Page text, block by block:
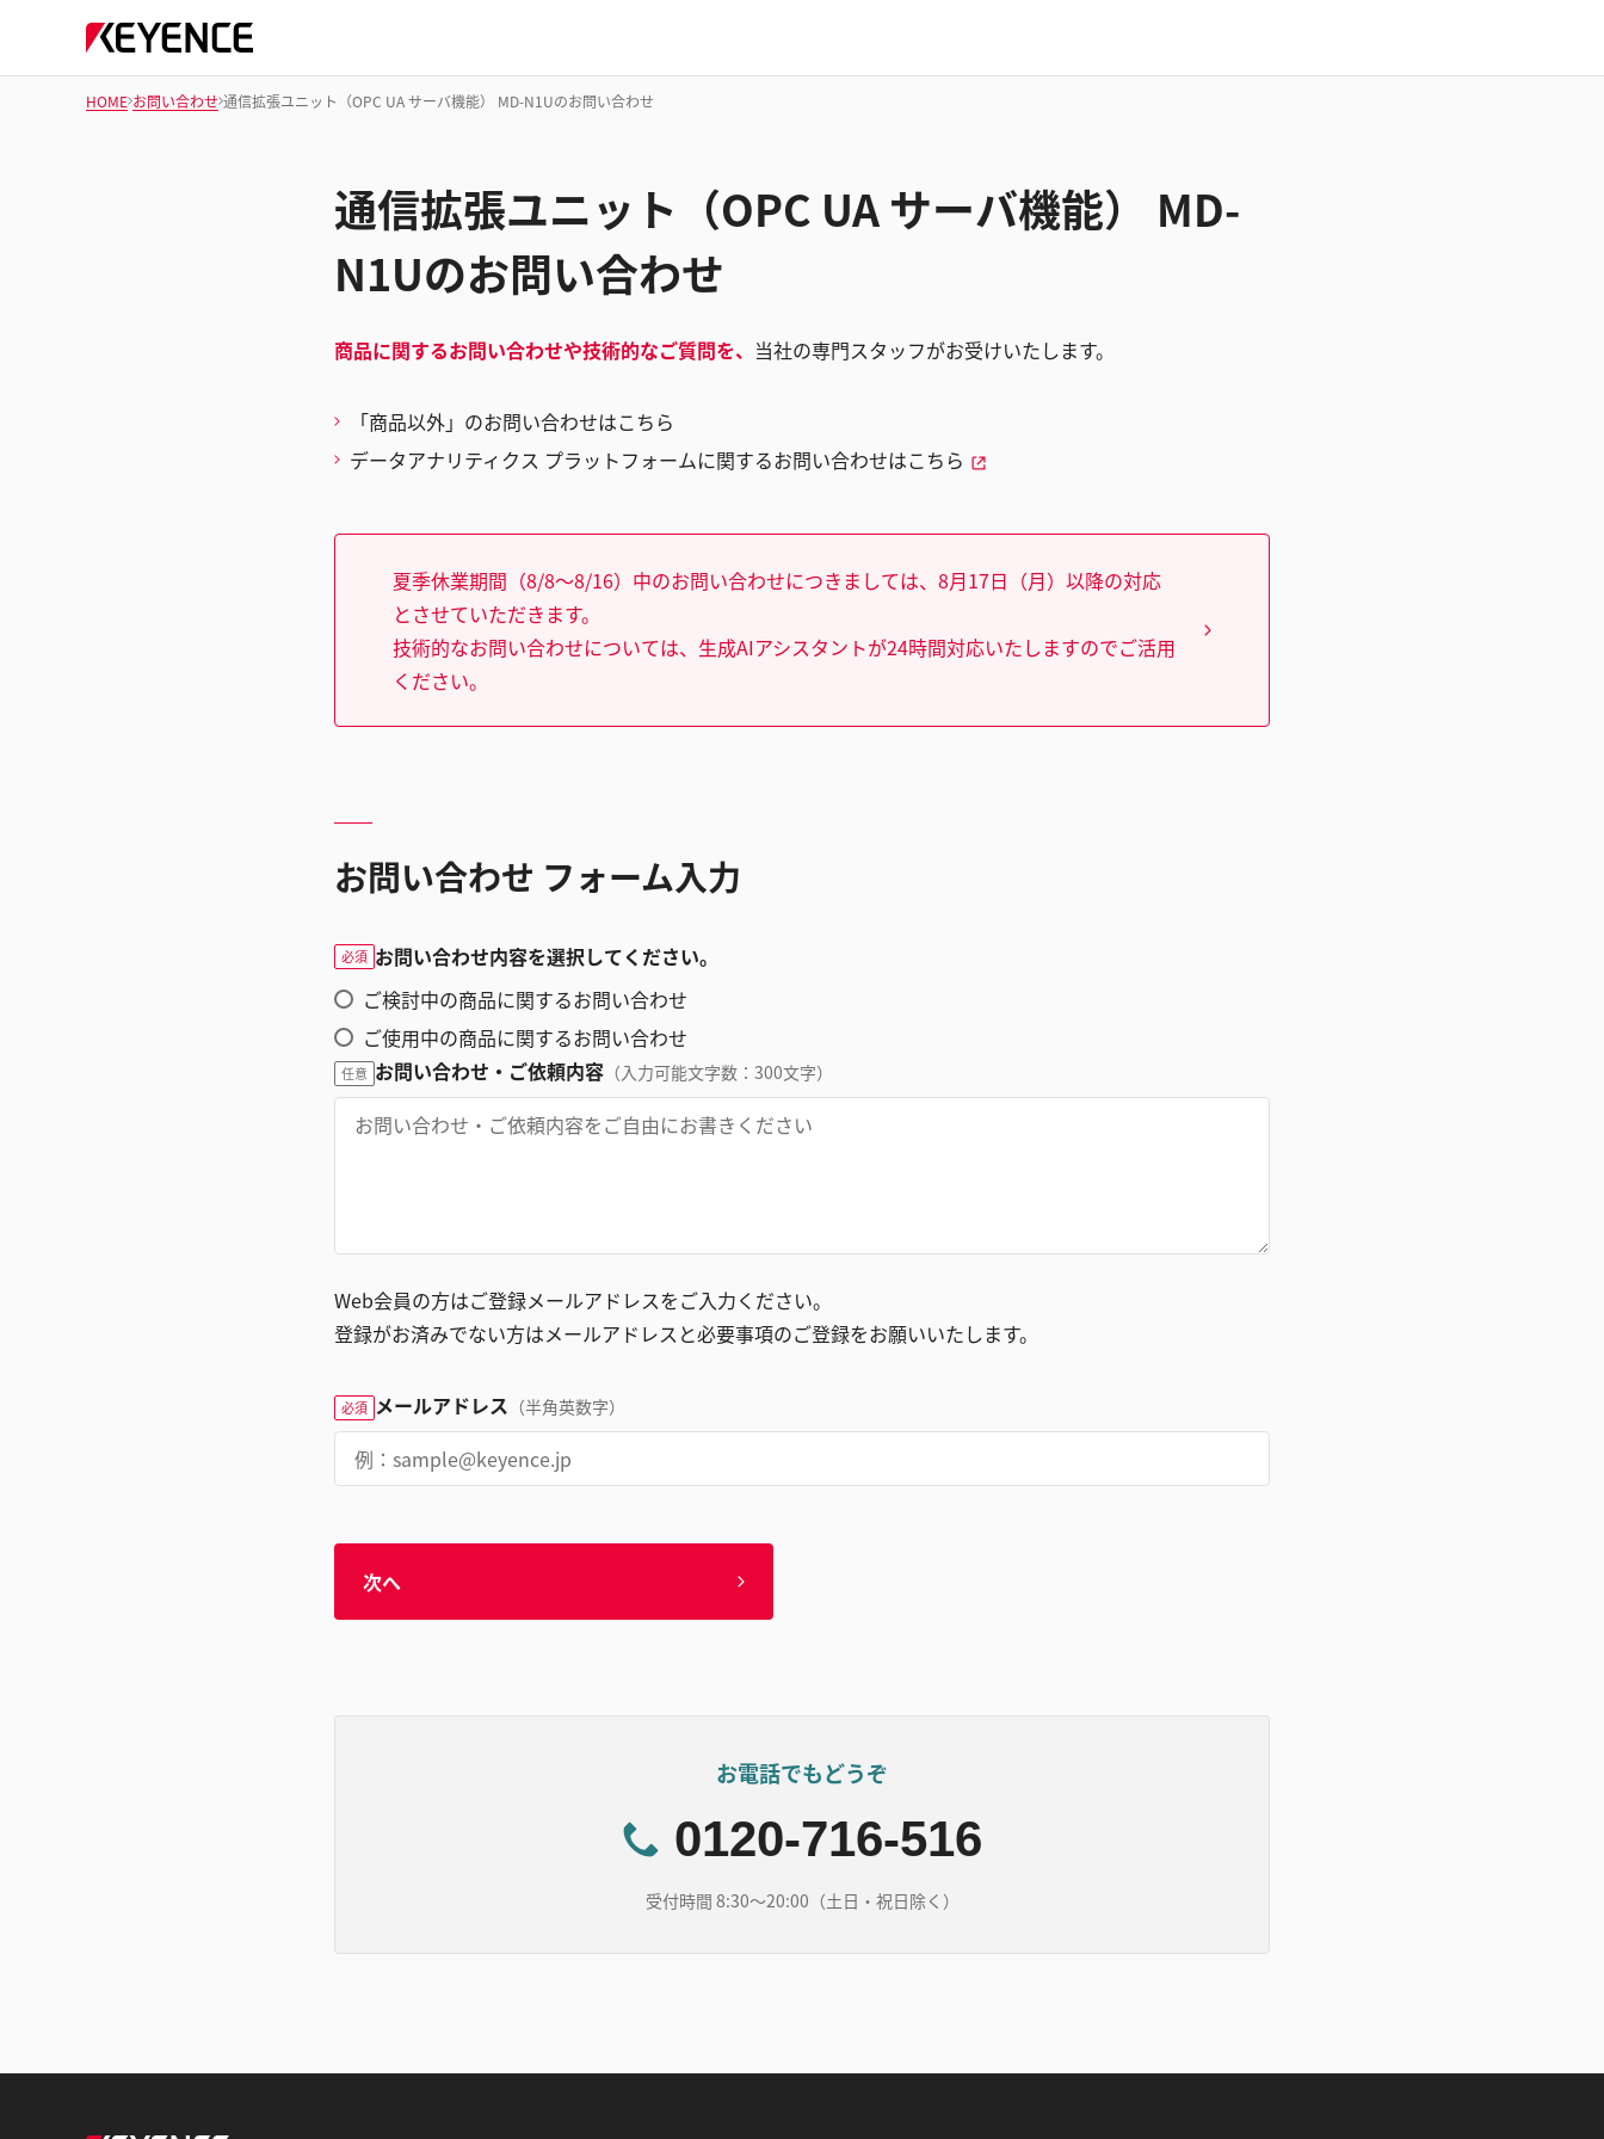
HOME お問い合わせ 通信拡張ユニット（OPC UA サーバ機能） MD-N1Uのお問い合わせ
通信拡張ユニット（OPC UA サーバ機能） MD-
N1Uのお問い合わせ
商品に関するお問い合わせや技術的なご質問を、 当社の専門スタッフがお受けいたします。
「商品以外」のお問い合わせはこちら
データアナリティクス プラットフォームに関するお問い合わせはこちら
夏季休業期間（8/8～8/16）中のお問い合わせにつきましては、8月17日（月）以降の対応
とさせていただきます。
技術的なお問い合わせについては、生成AIアシスタントが24時間対応いたしますのでご活用
ください。
お問い合わせ フォーム入力
必須 お問い合わせ内容を選択してください。
ご検討中の商品に関するお問い合わせ
ご使用中の商品に関するお問い合わせ
任意 お問い合わせ・ご依頼内容 （入力可能文字数：300文字）
Web会員の方はご登録メールアドレスをご入力ください。
登録がお済みでない方はメールアドレスと必要事項のご登録をお願いいたします。
必須 メールアドレス （半角英数字）
次へ
お電話でもどうぞ
0120-716-516
受付時間 8:30～20:00（土日・祝日除く）